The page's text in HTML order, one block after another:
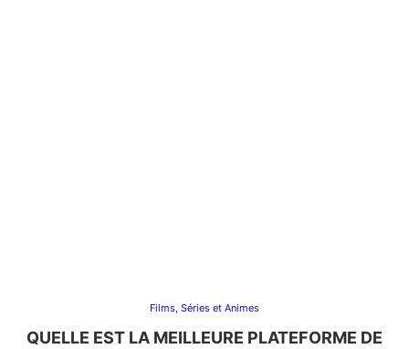
Films, Séries et Animes
QUELLE EST LA MEILLEURE PLATEFORME DE